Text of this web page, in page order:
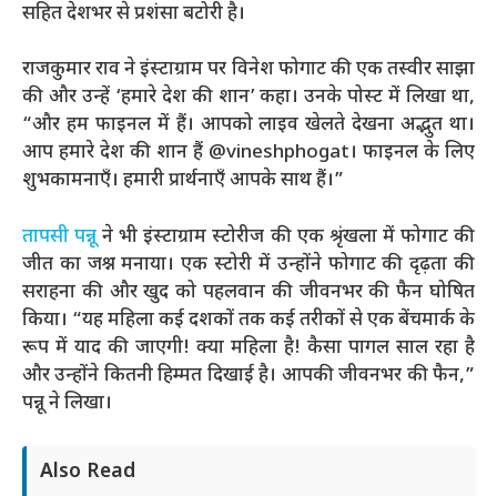
सहित देशभर से प्रशंसा बटोरी है।
राजकुमार राव ने इंस्टाग्राम पर विनेश फोगाट की एक तस्वीर साझा
की और उन्हें ‘हमारे देश की शान’ कहा। उनके पोस्ट में लिखा था,
“और हम फाइनल में हैं। आपको लाइव खेलते देखना अद्भुत था।
आप हमारे देश की शान हैं @vineshphogat। फाइनल के लिए
शुभकामनाएँ। हमारी प्रार्थनाएँ आपके साथ हैं।”
तापसी पन्नूने भी इंस्टाग्राम स्टोरीज की एक श्रृंखला में फोगाट की
जीत का जश्न मनाया। एक स्टोरी में उन्होंने फोगाट की दृढ़ता की
सराहना की और खुद को पहलवान की जीवनभर की फैन घोषित
किया। “यह महिला कई दशकों तक कई तरीकों से एक बेंचमार्क के
रूप में याद की जाएगी! क्या महिला है! कैसा पागल साल रहा है
और उन्होंने कितनी हिम्मत दिखाई है। आपकी जीवनभर की फैन,”
पन्नू ने लिखा।
Also Read